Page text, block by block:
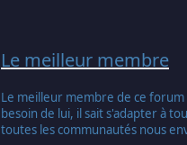
Le meilleur membre
Le meilleur membre de ce
besoin de lui, il sait s'adapter à
toutes les communautés nous